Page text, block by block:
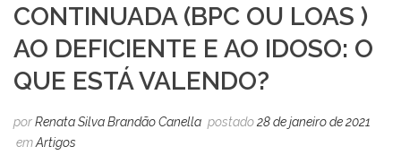
CONTINUADA (BPC OU LOAS )
AO DEFICIENTE E AO IDOSO: O
QUE ESTÁ VALENDO?
porRenata Silva Brandão Canella postado28 de janeiro de 2021
emArtigos